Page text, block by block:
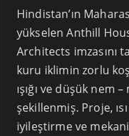
Hindistan’ın
yükselen Anthill
Architects imzasını
kuru iklimin zorlu
ışığı ve düşük nem
şekillenmiş. Proje,
iyileştirme ve